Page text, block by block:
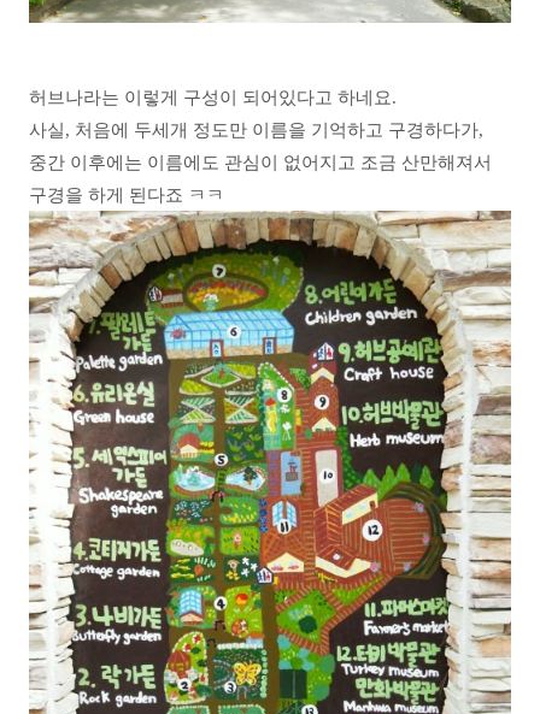
허브나라는 이렇게 구성이 되어있다고 하네요.
사실, 처음에 두세개 정도만 이름을 기억하고 구경하다가,
중간 이후에는 이름에도 관심이 없어지고 조금 산만해져서
구경을 하게 된다죠 ㅋㅋ